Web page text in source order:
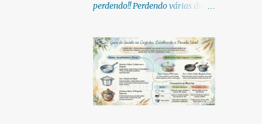
perdendo!! Perdendo várias dicas,
infográficos, o link para
download dos meus e-books.
Para acessar clique no link:
https://whatsapp.com/channel/0
029Vb6U4AqKgsNzkBhubA40